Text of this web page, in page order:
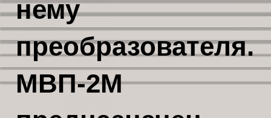
нему
преобразователя.
МВП-2М